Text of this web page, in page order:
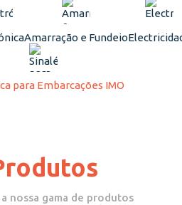
Amarração e Fundeio
para Embarcações IMO
nossa gama de produtos